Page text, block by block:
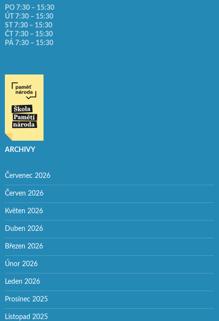
PO 7:30 – 15:30
ÚT 7:30 – 15:30
ST 7:30 – 15:30
ČT 7:30 – 15:30
PÁ 7:30 – 15:30
ARCHIVY
Červenec 2026
Červen 2026
Květen 2026
Duben 2026
Březen 2026
Únor 2026
Leden 2026
Prosinec 2025
Listopad 2025